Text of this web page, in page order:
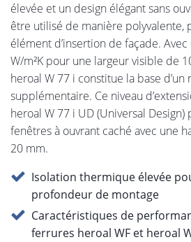
élevée et un design élégant sans
être utilisé de manière polyvalente,
élément d’insertion de façade. Avec
W/m²K pour une largeur visible de
heroal W 77 i constitue la base d’un
supplémentaire. Ce niveau
heroal W 77 i UD (Universal
fenêtres à ouvrant caché avec une
20 mm.
Isolation thermique élevée
profondeur de montage
Caractéristiques de
ferrures heroal WF et heroal